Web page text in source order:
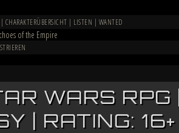
| CHARAKTERÜBERSICHT | LISTEN | WANTED
WARS
| RATING: